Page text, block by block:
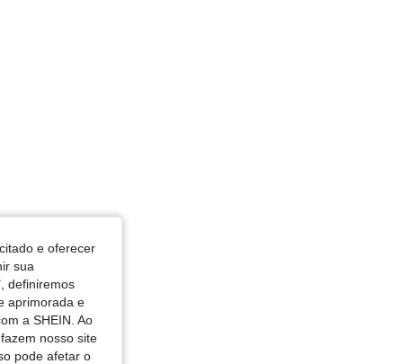
e oferecer
sua
definiremos
aprimorada e
a SHEIN. Ao
nosso site
pode afetar o